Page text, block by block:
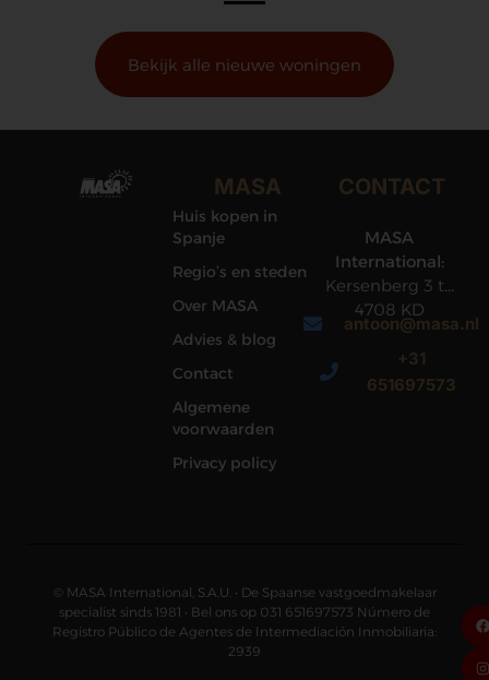
Bekijk alle nieuwe woningen
MASA
Huis kopen in
Spanje
Regio’s en steden
Over MASA
Advies & blog
Contact
Algemene
voorwaarden
Privacy policy
CONTACT
MASA
International:
Kersenberg 3 te
4708 KD
Roosendaal
antoon@masa.nl
+31
651697573
© MASA International, S.A.U. • De Spaanse vastgoedmakelaar
specialist sinds 1981 • Bel ons op 031 651697573 Número de
Registro Público de Agentes de Intermediación Inmobiliaria:
2939